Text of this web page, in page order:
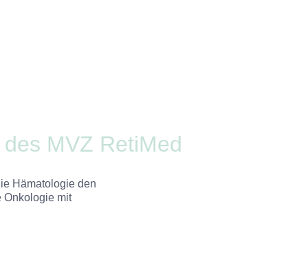
MVZ RetiMed
Hämatologie den
Onkologie mit